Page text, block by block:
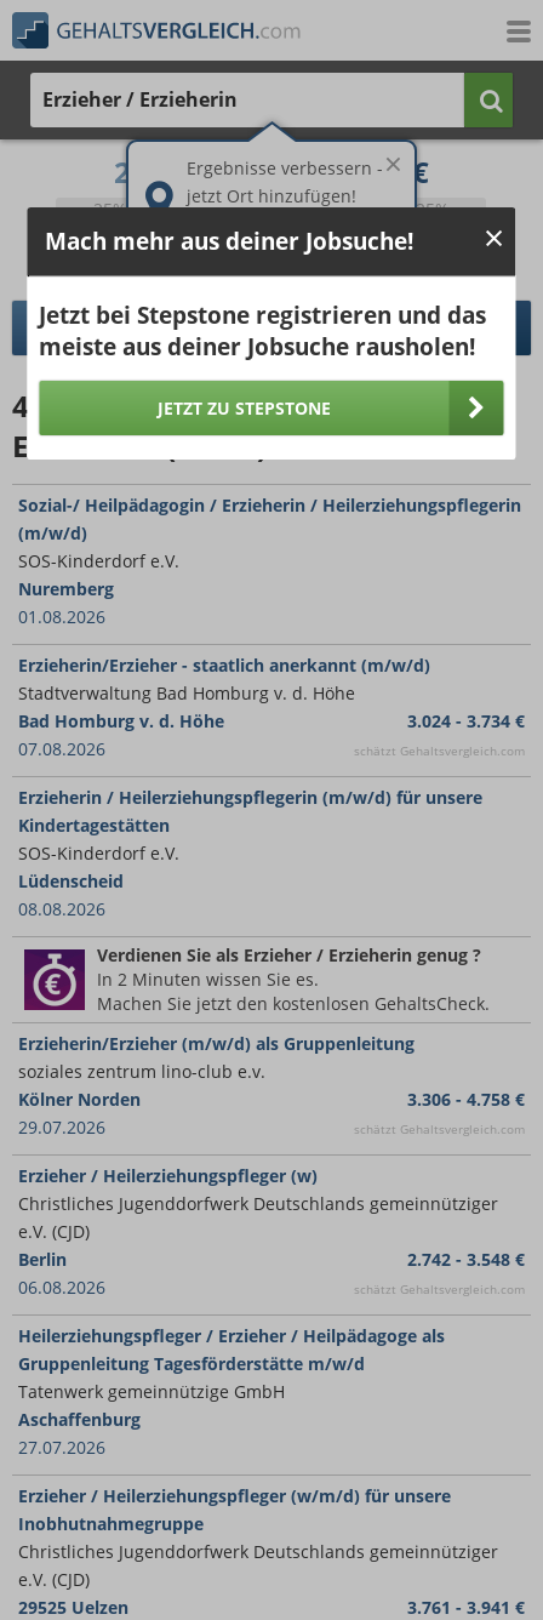
Ergebnisse verbessern -
jetzt Ort hinzufügen!
Ort hinzufügen
Erzieher / Erzieherin
2.433 € 3.285 €
25% 50% 25%
Bruttogehalt bei 40 Wochenstunden.
pro Jahr pro Monat
DETAILLIERTER GEHALTSVERGLEICH
47487 Jobangebotefür Erzieher /
Erzieherin (15km)
Sozial-/ Heilpädagogin / Erzieherin / Heilerziehungspflegerin
(m/w/d)
SOS-Kinderdorf e.V.
Nuremberg
01.08.2026
Erzieherin/Erzieher - staatlich anerkannt (m/w/d)
Stadtverwaltung Bad Homburg v. d. Höhe
Bad Homburg v. d. Höhe
07.08.2026
3.024 - 3.734 €
schätzt Gehaltsvergleich.com
Erzieherin / Heilerziehungspflegerin (m/w/d) für unsere
Kindertagestätten
SOS-Kinderdorf e.V.
Lüdenscheid
08.08.2026
Verdienen Sie als Erzieher / Erzieherin genug ?
In 2 Minuten wissen Sie es.
Machen Sie jetzt den kostenlosen GehaltsCheck.
Erzieherin/Erzieher (m/w/d) als Gruppenleitung
soziales zentrum lino-club e.v.
Kölner Norden
29.07.2026
3.306 - 4.758 €
schätzt Gehaltsvergleich.com
Erzieher / Heilerziehungspfleger (w)
Christliches Jugenddorfwerk Deutschlands gemeinnütziger
e.V. (CJD)
Berlin
06.08.2026
2.742 - 3.548 €
schätzt Gehaltsvergleich.com
Heilerziehungspfleger / Erzieher / Heilpädagoge als
Gruppenleitung Tagesförderstätte m/w/d
Tatenwerk gemeinnützige GmbH
Aschaffenburg
27.07.2026
Erzieher / Heilerziehungspfleger (w/m/d) für unsere
Inobhutnahmegruppe
Christliches Jugenddorfwerk Deutschlands gemeinnütziger
e.V. (CJD)
29525 Uelzen
3.761 - 3.941 €
Mach mehr aus deiner Jobsuche!
Jetzt bei Stepstone registrieren und das
meiste aus deiner Jobsuche rausholen!
JETZT ZU STEPSTONE